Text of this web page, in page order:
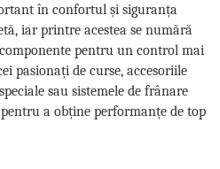
în confortul și siguranța
iar printre acestea se numără
pentru un control mai
pasionați de curse, accesoriile
sau sistemele de frânare
a obține performanțe de top